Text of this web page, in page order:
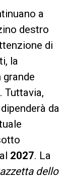
a
destro
di
la
Tuttavia,
da
2027. La
dello